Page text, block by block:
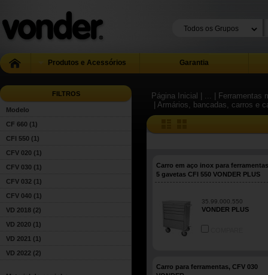
Produtos e Acessórios Garantia
FILTROS
Modelo
CF 660 (1)
CFI 550 (1)
CFV 020 (1)
CFV 030 (1)
CFV 032 (1)
CFV 040 (1)
VD 2018 (2)
VD 2020 (1)
VD 2021 (1)
VD 2022 (2)
Página Inicial | ...
|
| Armários, bancadas, carros e
Carro em aço inox para
5 gavetas CFI 550 VONDER PLUS
35.99.000.550
VONDER PLUS
Carro para ferramentas, CFV 030